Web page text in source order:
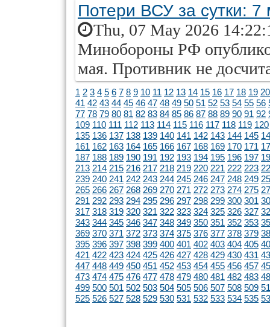
Потери ВСУ за сутки: 7
Thu, 07 May 2026
Минобороны РФ
мая. Противник не
1 2 3 4 5 6 7 8 9 10 11 12 13 14 15 16 17 18 19 20
41 42 43 44 45 46 47 48 49 50 51 52 53 54 55 56
77 78 79 80 81 82 83 84 85 86 87 88 89 90 91 92
109 110 111 112 113 114 115 116 117 118 119 120
135 136 137 138 139 140 141 142 143 144 145
161 162 163 164 165 166 167 168 169 170 171
187 188 189 190 191 192 193 194 195 196 197
213 214 215 216 217 218 219 220 221 222 223
239 240 241 242 243 244 245 246 247 248 249
265 266 267 268 269 270 271 272 273 274 275
291 292 293 294 295 296 297 298 299 300 301
317 318 319 320 321 322 323 324 325 326 327
343 344 345 346 347 348 349 350 351 352 353
369 370 371 372 373 374 375 376 377 378 379
395 396 397 398 399 400 401 402 403 404 405
421 422 423 424 425 426 427 428 429 430 431
447 448 449 450 451 452 453 454 455 456 457
473 474 475 476 477 478 479 480 481 482 483
499 500 501 502 503 504 505 506 507 508 509
525 526 527 528 529 530 531 532 533 534 535